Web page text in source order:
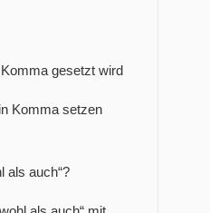
gesetzt wird
Komma setzen
als auch“?